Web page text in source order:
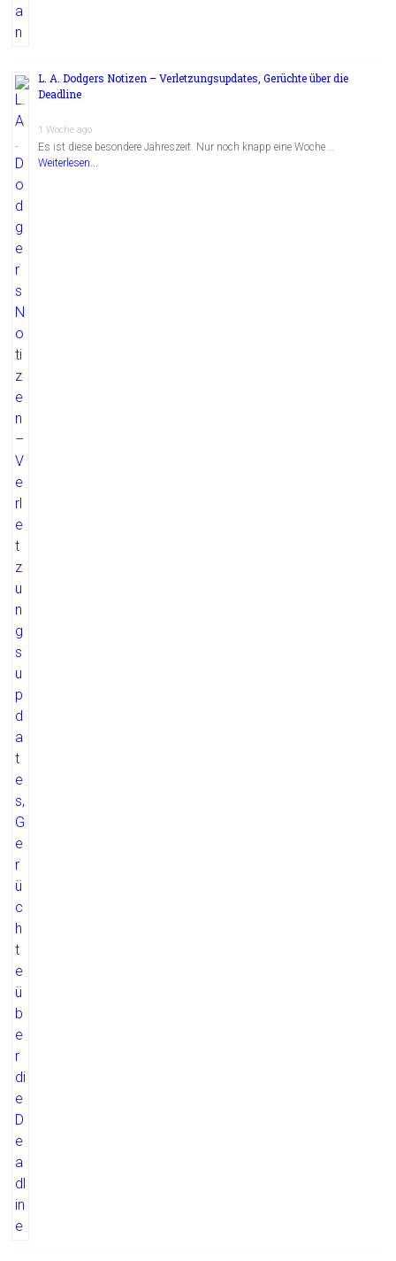
L. A. Dodgers Notizen – Verletzungsupdates, Gerüchte über die
Deadline
1 Woche ago
Es ist diese besondere Jahreszeit. Nur noch knapp eine Woche …
Weiterlesen...